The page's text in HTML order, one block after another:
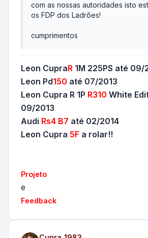
com as nossas autoridades isto
os FDP dos Ladrões!
cumprimentos
Leon CupraR 1M 225PS até 09/
Leon Pd150 até 07/2013
Leon Cupra R 1P R310 White
09/2013
Audi Rs4 B7 até 02/2014
Leon Cupra 5F a rolar!!
Projeto
e
Feedback